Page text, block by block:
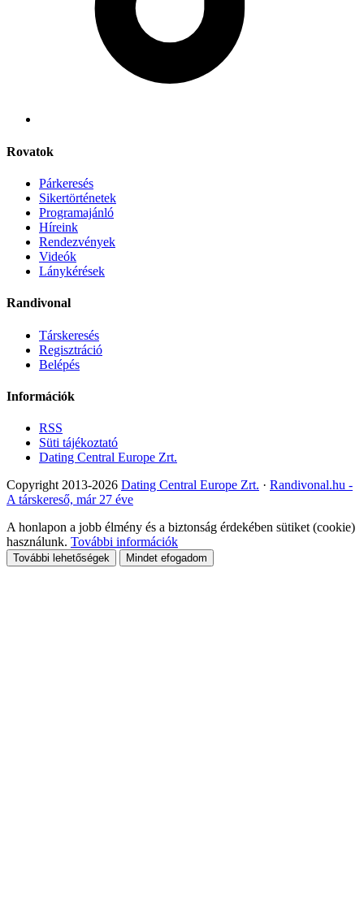
Rovatok
Párkeresés
Sikertörténetek
Programajánló
Híreink
Rendezvények
Videók
Lánykérések
Randivonal
Társkeresés
Regisztráció
Belépés
Információk
RSS
Süti tájékoztató
Dating Central Europe Zrt.
Copyright 2013-2026 Dating Central Europe Zrt. · Randivonal.hu -
A társkereső, már 27 éve
A honlapon a jobb élmény és a biztonság érdekében sütiket (cookie)
használunk. További információk
További lehetőségek Mindet efogadom